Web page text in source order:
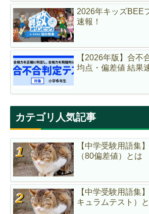
2026年キッズBEE
速報！
【2026年版】合不
均点・偏差値 結果
カテゴリ人気記事
【中学受験用語集
（80偏差値）とは
【中学受験用語集
キュラムテスト）